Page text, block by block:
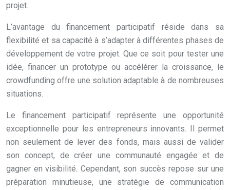
projet.
L’avantage du financement participatif réside dans sa
flexibilité et sa capacité à s’adapter à différentes phases de
développement de votre projet. Que ce soit pour tester une
idée, financer un prototype ou accélérer la croissance, le
crowdfunding offre une solution adaptable à de nombreuses
situations.
Le financement participatif représente une opportunité
exceptionnelle pour les entrepreneurs innovants. Il permet
non seulement de lever des fonds, mais aussi de valider
son concept, de créer une communauté engagée et de
gagner en visibilité. Cependant, son succès repose sur une
préparation minutieuse, une stratégie de communication